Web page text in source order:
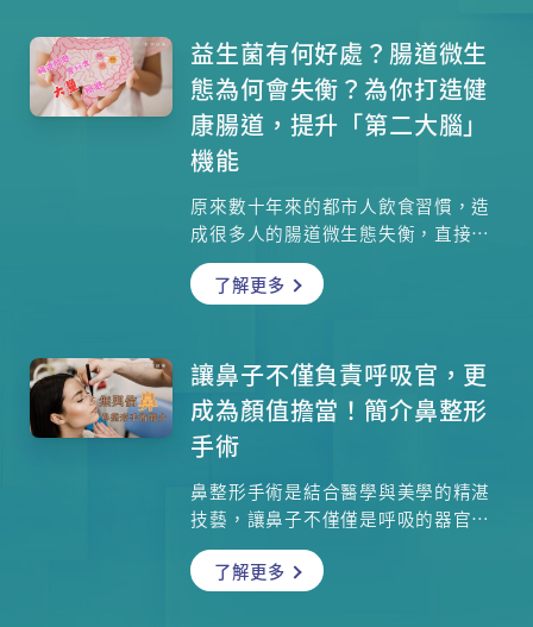
益生菌有何好處？腸道微生
態為何會失衡？為你打造健
康腸道，提升「第二大腦」
機能
原來數十年來的都市人飲食習慣，造
成很多人的腸道微生態失衡，直接造
成很多健康問題，近年醫學界肯定益
生菌對改善健康的作用，到底腸道細
需要注意？我們可以從一般食物中吸
收益生菌嗎？前中大醫學院院長陳家
亮教授將一一講解。
了解更多
讓鼻子不僅負責呼吸官，更
成為顏值擔當！簡介鼻整形
手術
鼻整形手術是結合醫學與美學的精湛
技藝，讓鼻子不僅僅是呼吸的器官，
更成為臉部的美麗焦點。無論是修復
因受傷或先天缺陷而造成的結構問
了解更多